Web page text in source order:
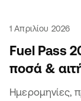
1 Απριλίου 2026
Fuel Pass
ποσά &
Ημερομηνίες,